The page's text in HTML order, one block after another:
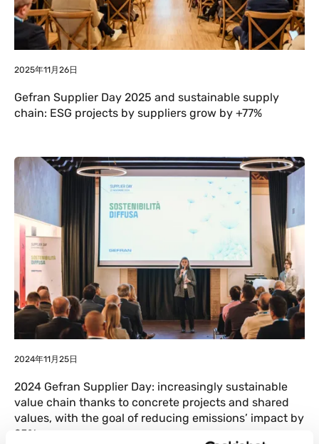
2025年11月26日
Gefran Supplier Day 2025 and sustainable supply
chain: ESG projects by suppliers grow by +77%
2024年11月25日
2024 Gefran Supplier Day: increasingly sustainable
value chain thanks to concrete projects and shared
values, with the goal of reducing emissions’ impact by
25%